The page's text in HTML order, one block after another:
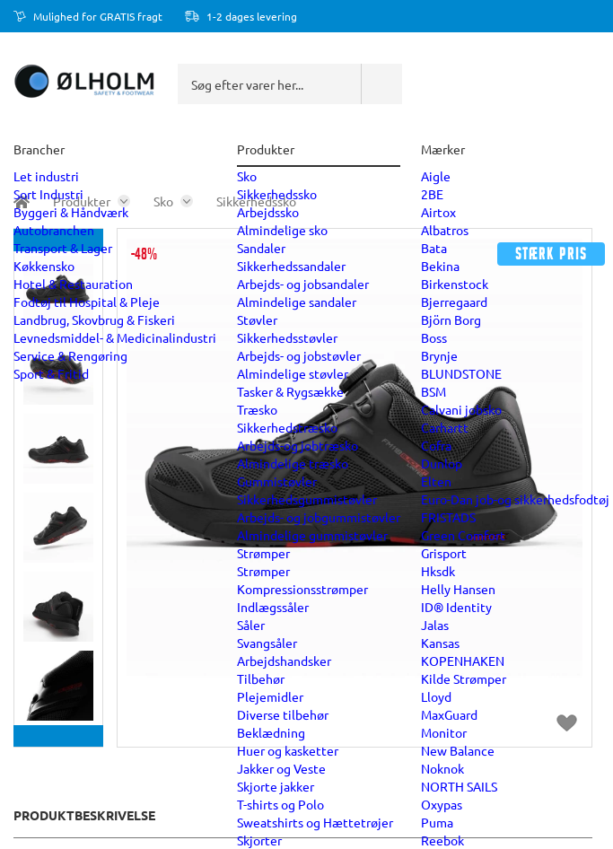
Mulighed for GRATIS fragt 1-2 dages levering
Brancher
Let industri
Sort Industri
Byggeri & Håndværk
Autobranchen
Transport & Lager
Køkkensko
Hotel & Restauration
Fodtøj til Hospital & Pleje
Landbrug, Skovbrug & Fiskeri
Levnedsmiddel- & Medicinalindustri
Service & Rengøring
Sport & Fritid
Produkter
Sko
Sikkerhedssko
Arbejdssko
Almindelige sko
Sandaler
Sikkerhedssandaler
Arbejds- og jobsandaler
Almindelige sandaler
Støvler
Sikkerhedsstøvler
Arbejds- og jobstøvler
Almindelige støvler
Tasker & Rygsække
Træsko
Sikkerhedstræsko
Arbejds-og jobtræsko
Almindelige træsko
Gummistøvler
Sikkerhedsgummistøvler
Arbejds- og jobgummistøvler
Almindelige gummistøvler
Strømper
Strømper
Kompressionsstrømper
Indlægssåler
Såler
Svangsåler
Arbejdshandsker
Tilbehør
Plejemidler
Diverse tilbehør
Beklædning
Huer og kasketter
Jakker og Veste
Skjorte jakker
T-shirts og Polo
Sweatshirts og Hættetrøjer
Skjorter
Mærker
Aigle
2BE
Airtox
Albatros
Bata
Bekina
Birkenstock
Bjerregaard
Björn Borg
Boss
Brynje
BLUNDSTONE
BSM
Calvani jobsko
Carhartt
Cofra
Dunlop
Elten
Euro-Dan job-og sikkerhedsfodtøj
FRISTADS
Green Comfort
Grisport
Hksdk
Helly Hansen
ID® Identity
Jalas
Kansas
KOPENHAKEN
Kilde Strømper
Lloyd
MaxGuard
Monitor
New Balance
Noknok
NORTH SAILS
Oxypas
Puma
Reebok
Produkter Sko Sikkerhedssko
-48% Stærk pris
PRODUKTBESKRIVELSE